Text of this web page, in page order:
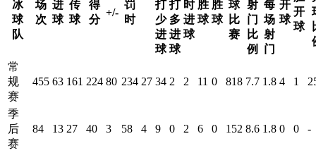
冰
球
队
场
次
进
球
传
球
得
分
+/-
罚
时
打
少
进
球
打
多
进
球
时
进
球
胜
球
胜
球
球
比
赛
射
门
比
例
每
场
射
门
开
球
开
球
常
规
赛
455 63 161 224 80 234 27 34 2 2 11 0 818 7.7 1.8 4 1
季
后
赛
84 13 27 40 3 58 4 9 0 2 6 0 152 8.6 1.8 0 0 -